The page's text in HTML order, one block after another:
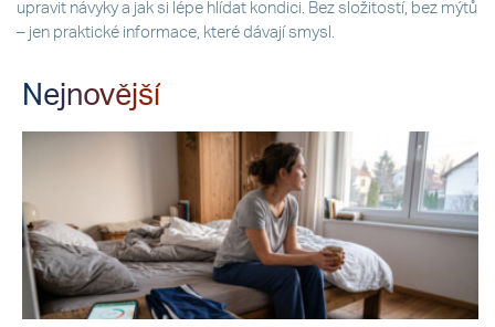
upravit návyky a jak si lépe hlídat kondici. Bez složitostí, bez mýtů
– jen praktické informace, které dávají smysl.
Nejnovější